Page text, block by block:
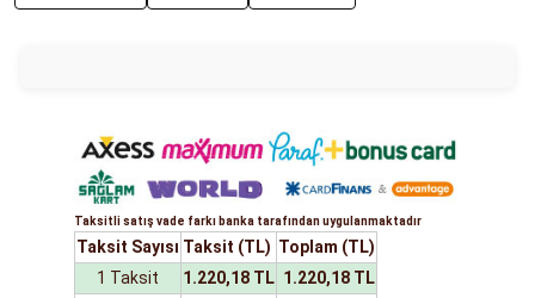
Taksitli satış vade farkı banka tarafından uygulanmaktadır
Taksit Sayısı Taksit (TL) Toplam (TL)
1 Taksit
1.220,18 TL 1.220,18 TL